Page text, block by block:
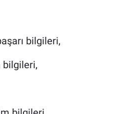
bilgileri,
bilgileri,